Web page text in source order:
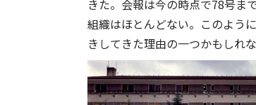
きた。会報は今の時点で78号ま
組織はほとんどない。このよう
きしてきた理由の一つかもしれな